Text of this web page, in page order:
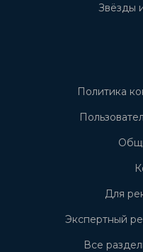
Звёзды
Политика
Для
Экспертный
Все